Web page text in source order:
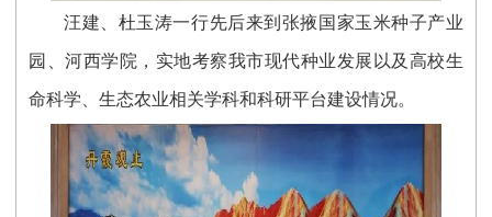
汪建、杜玉涛一行先后来到张掖国家玉米种子产业
园、河西学院，实地考察我市现代种业发展以及高校生
命科学、生态农业相关学科和科研平台建设情况。